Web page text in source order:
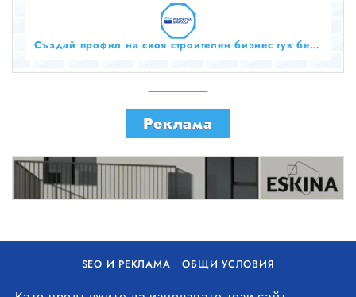
Създай профил на своя строителен бизнес тук безплатно!
Реклама
SEO И РЕКЛАМА
ОБЩИ УСЛОВИЯ